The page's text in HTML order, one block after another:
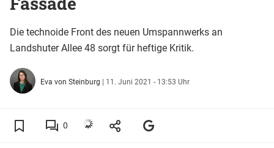
Die technoide Front des neuen Umspannwerks an
Landshuter Allee 48 sorgt für heftige Kritik.
Eva von Steinburg | 11. Juni 2021 - 13:53 Uhr
0